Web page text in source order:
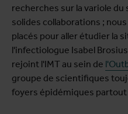
recherches sur la variole du
solides collaborations ;
placés pour aller étudier la
l'infectiologue Isabel
rejoint l'IMT au sein de
groupe de scientifiques
foyers épidémiques partout